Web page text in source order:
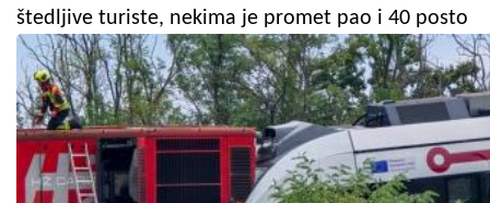
štedljive turiste, nekima je promet pao i 40 posto